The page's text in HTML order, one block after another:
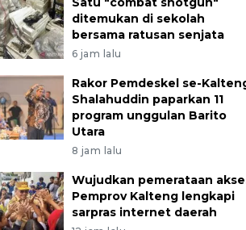
ditemukan di sekolah
bersama ratusan senjata
6 jam lalu
Rakor Pemdeskel se-
Shalahuddin paparkan 11
program unggulan Barito
Utara
8 jam lalu
Wujudkan pemerataan
Pemprov Kalteng lengkapi
sarpras internet daerah